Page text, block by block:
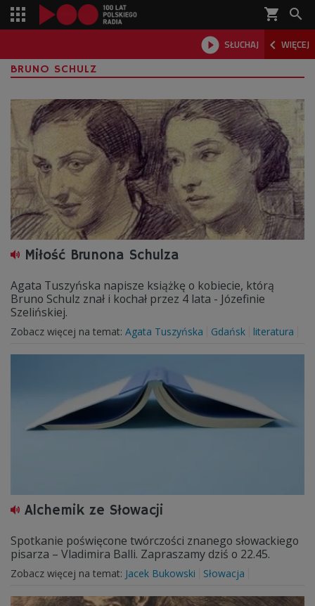
shopping_cart 
 SŁUCHAJ  WIĘCEJ

BRUNO SCHULZ
Miłość Brunona Schulza
Agata Tuszyńska napisze książkę o kobiecie, którą
Bruno Schulz znał i kochał przez 4 lata - Józefinie
Szelińskiej.
Zobacz więcej na temat: Agata Tuszyńska Gdańsk literatura
Alchemik ze Słowacji
Spotkanie poświęcone twórczości znanego słowackiego
pisarza – Vladimira Balli. Zapraszamy dziś o 22.45.
Zobacz więcej na temat: Jacek Bukowski Słowacja